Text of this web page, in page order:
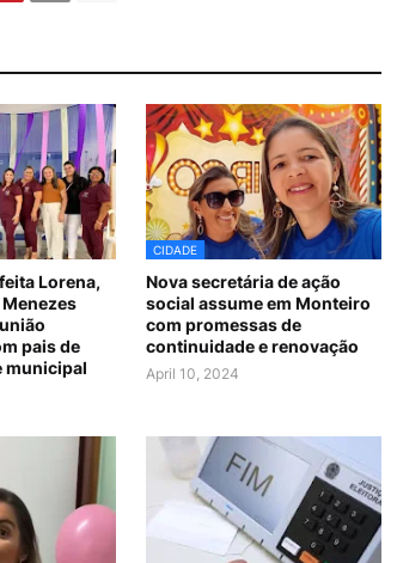
Lorena,
pais de
municipal
CIDADE
Nova secretária de ação
social assume em Monteiro
com promessas de
continuidade e renovação
April 10, 2024